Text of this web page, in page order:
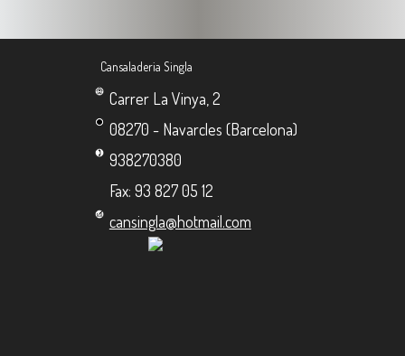
Cansaladeria Singla
Carrer La Vinya, 2
08270 - Navarcles (Barcelona)
938270380
Fax: 93 827 05 12
cansingla@hotmail.com